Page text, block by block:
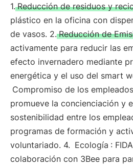
1. Reducción de residuos y
plástico en la oficina con
de vasos. 2. Reducción de
activamente para reducir las
efecto invernadero mediante
energética y el uso del smart
Compromiso de los empleados
promueve la concienciación y
sostenibilidad entre los
programas de formación y
voluntariado. 4. Ecología :
colaboración con 3Bee para